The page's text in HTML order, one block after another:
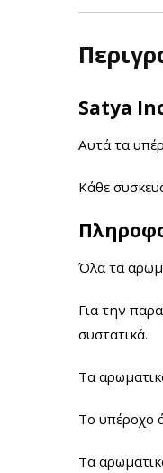
Satya
Αυτά τα
Κάθε
Όλα τα
Για την
συστατικά.
Τα
Το υπέροχο
Τα